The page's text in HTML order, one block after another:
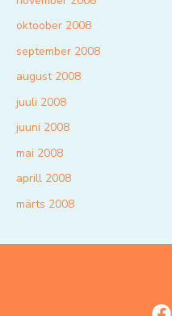
oktoober 2008
september 2008
august 2008
juuli 2008
juuni 2008
mai 2008
aprill 2008
märts 2008